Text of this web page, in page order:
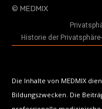
© MEDMIX
Historie der
Die Inhalte von MEDMIX
Bildungszwecken. Die